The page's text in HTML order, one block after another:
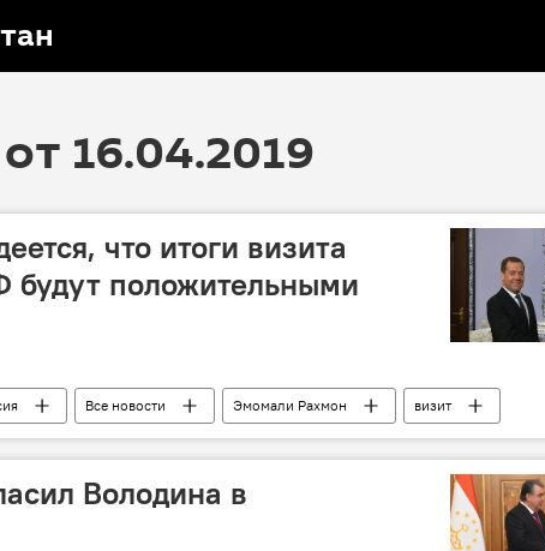
16.04.2019
что итоги визита
будут положительными
Все новости Эмомали Рахмон визит
Володина в